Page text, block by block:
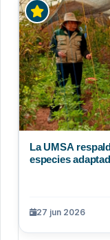
La UMSA
especies
27 jun 2026